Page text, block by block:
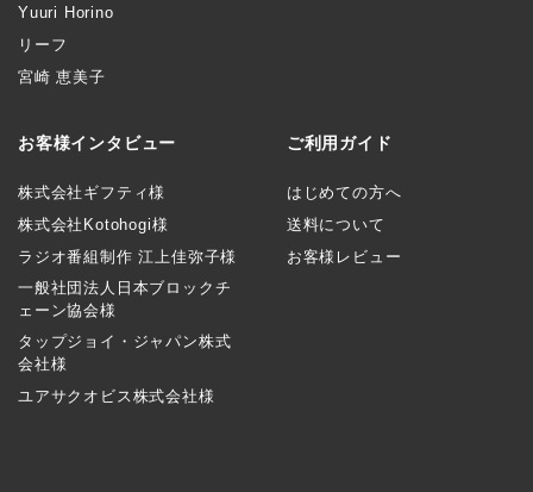
Yuuri Horino
リーフ
宮崎 恵美子
お客様インタビュー
株式会社ギフティ様
株式会社Kotohogi様
ラジオ番組制作 江上佳弥子様
一般社団法人日本ブロックチ
ェーン協会様
タップジョイ・ジャパン株式
会社様
ユアサクオビス株式会社様
ご利用ガイド
はじめての方へ
送料について
お客様レビュー